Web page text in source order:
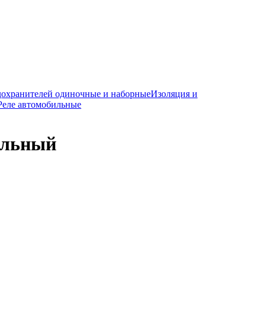
одиночные и наборныеИзоляция и
автомобильные